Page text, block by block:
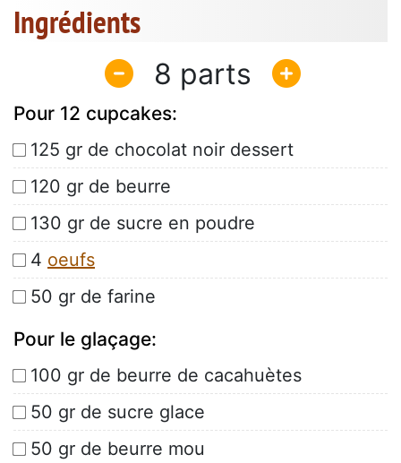
Ingrédients
8
Pour 12 cupcakes:
125 gr de chocolat noir dessert
120 gr de beurre
130 gr de sucre en poudre
4 oeufs
50 gr de farine
Pour le glaçage:
100 gr de beurre de cacahuètes
50 gr de sucre glace
50 gr de beurre mou